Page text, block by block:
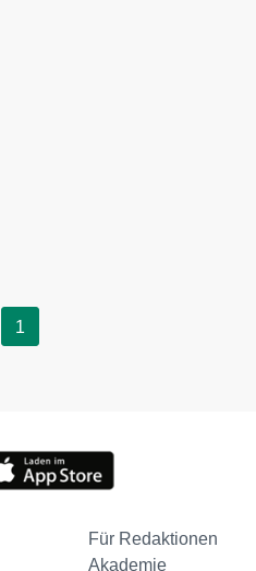
1
Für Redaktionen
Akademie